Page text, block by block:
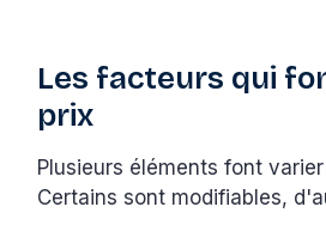
Les facteurs qui
prix
Plusieurs éléments font
Certains sont modifiables,